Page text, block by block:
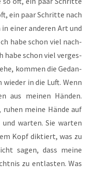
ein paar Schrit­te nach
einer ande­ren Art und
habe schon viel nach­
habe schon viel ver­ges­
kom­men die Gedan­
wie­der in die Luft. Wenn
aus mei­nen Hän­den.
mei­ne Hän­de auf
war­ten. Sie war­ten
Kopf dik­tiert, was zu
sagen, dass mei­ne
zu ent­las­ten. Was